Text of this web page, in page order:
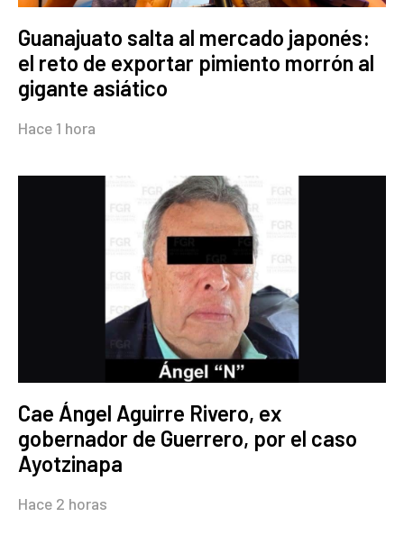
Guanajuato salta al mercado japonés:
el reto de exportar pimiento morrón al
gigante asiático
Hace 1 hora
Cae Ángel Aguirre Rivero, ex
gobernador de Guerrero, por el caso
Ayotzinapa
Hace 2 horas